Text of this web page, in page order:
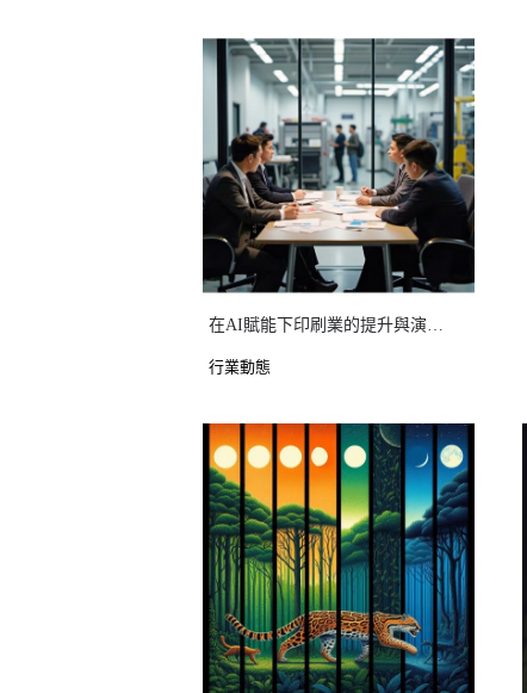
在AI賦能下印刷業的提升與演進 從傳統印刷到跨媒體整合
行業動態